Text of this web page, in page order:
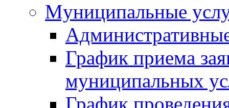
Mуниципальные
График приема
муниципальных